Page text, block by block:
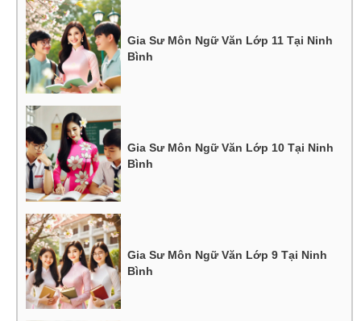
Gia Sư Môn Ngữ Văn Lớp 11 Tại Ninh
Bình
Gia Sư Môn Ngữ Văn Lớp 10 Tại Ninh
Bình
Gia Sư Môn Ngữ Văn Lớp 9 Tại Ninh
Bình